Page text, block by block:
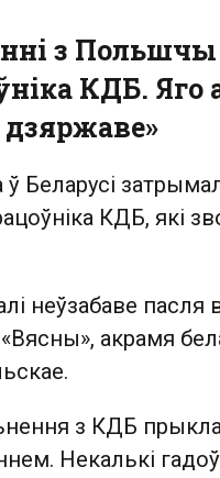
з
КДБ. Яго
дзяржаве»
ў Беларусі
КДБ, які
неўзабаве
акрамя
з КДБ
Некалькі